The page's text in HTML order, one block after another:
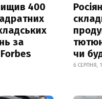
400
за
чи
6 СЕРПНЯ,